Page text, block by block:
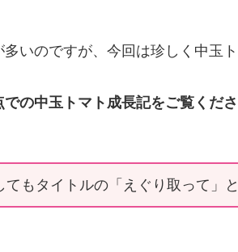
いのですが、今回は珍しく中玉ト
の中玉トマト成長記をご覧くださ
てもタイトルの「えぐり取って」